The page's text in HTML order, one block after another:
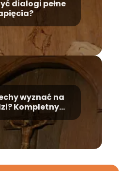
dialogi pełne
wyznać na
Kompletny